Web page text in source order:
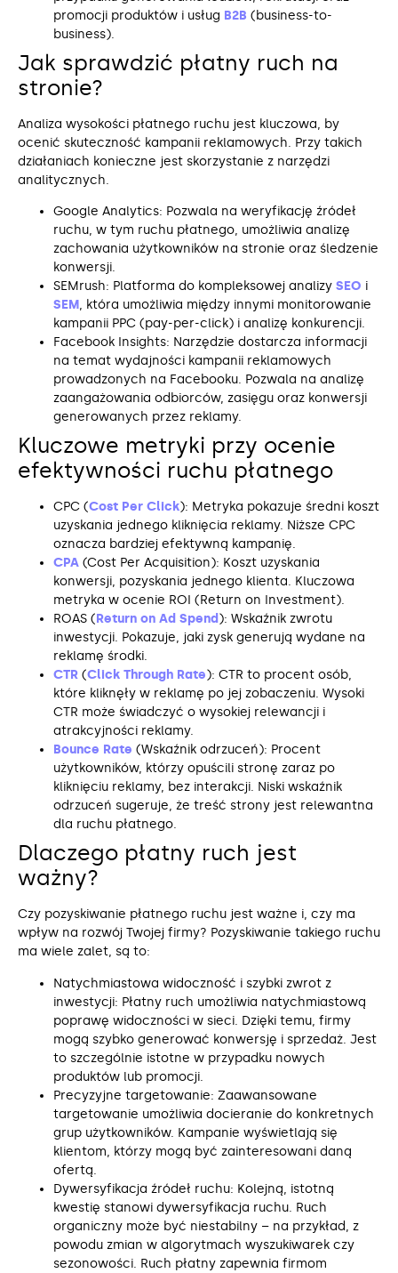
promocji produktów i usług B2B (business-to-
business).
Jak sprawdzić płatny ruch na
stronie?
Analiza wysokości płatnego ruchu jest kluczowa, by
ocenić skuteczność kampanii reklamowych. Przy takich
działaniach konieczne jest skorzystanie z narzędzi
analitycznych.
Google Analytics: Pozwala na weryfikację źródeł
ruchu, w tym ruchu płatnego, umożliwia analizę
zachowania użytkowników na stronie oraz śledzenie
konwersji.
SEMrush: Platforma do kompleksowej analizy SEO i
SEM, która umożliwia między innymi monitorowanie
kampanii PPC (pay-per-click) i analizę konkurencji.
Facebook Insights: Narzędzie dostarcza informacji
na temat wydajności kampanii reklamowych
prowadzonych na Facebooku. Pozwala na analizę
zaangażowania odbiorców, zasięgu oraz konwersji
generowanych przez reklamy.
Kluczowe metryki przy ocenie
efektywności ruchu płatnego
CPC (Cost Per Click): Metryka pokazuje średni koszt
uzyskania jednego kliknięcia reklamy. Niższe CPC
oznacza bardziej efektywną kampanię.
CPA (Cost Per Acquisition): Koszt uzyskania
konwersji, pozyskania jednego klienta. Kluczowa
metryka w ocenie ROI (Return on Investment).
ROAS (Return on Ad Spend): Wskaźnik zwrotu
inwestycji. Pokazuje, jaki zysk generują wydane na
reklamę środki.
CTR (Click Through Rate): CTR to procent osób,
które kliknęły w reklamę po jej zobaczeniu. Wysoki
CTR może świadczyć o wysokiej relewancji i
atrakcyjności reklamy.
Bounce Rate (Wskaźnik odrzuceń): Procent
użytkowników, którzy opuścili stronę zaraz po
kliknięciu reklamy, bez interakcji. Niski wskaźnik
odrzuceń sugeruje, że treść strony jest relewantna
dla ruchu płatnego.
Dlaczego płatny ruch jest
ważny?
Czy pozyskiwanie płatnego ruchu jest ważne i, czy ma
wpływ na rozwój Twojej firmy? Pozyskiwanie takiego ruchu
ma wiele zalet, są to:
Natychmiastowa widoczność i szybki zwrot z
inwestycji: Płatny ruch umożliwia natychmiastową
poprawę widoczności w sieci. Dzięki temu, firmy
mogą szybko generować konwersję i sprzedaż. Jest
to szczególnie istotne w przypadku nowych
produktów lub promocji.
Precyzyjne targetowanie: Zaawansowane
targetowanie umożliwia docieranie do konkretnych
grup użytkowników. Kampanie wyświetlają się
klientom, którzy mogą być zainteresowani daną
ofertą.
Dywersyfikacja źródeł ruchu: Kolejną, istotną
kwestię stanowi dywersyfikacja ruchu. Ruch
organiczny może być niestabilny – na przykład, z
powodu zmian w algorytmach wyszukiwarek czy
sezonowości. Ruch płatny zapewnia firmom